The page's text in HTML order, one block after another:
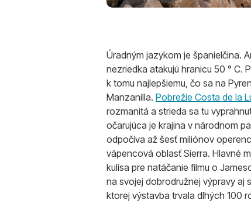
Úradným jazykom je španielčina.
nezriedka atakujú hranicu 50 ° C.
k tomu najlepšiemu, čo sa na
Manzanilla. Pobrežie Costa de la
rozmanitá a strieda sa tu
očarujúca je krajina v národnom
odpočíva až šesť miliónov
vápencová oblasť Sierra. Hlavné
kulisa pre natáčanie filmu o
na svojej dobrodružnej výpravy aj
ktorej výstavba trvala dlhých 100